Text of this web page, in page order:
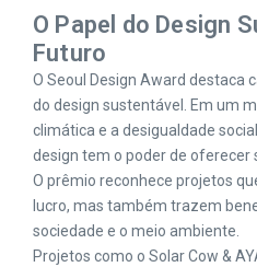
O Papel do Design
Futuro
O Seoul Design Award destaca
do design sustentável. Em um
climática e a desigualdade
design tem o poder de oferecer
O prêmio reconhece projetos
lucro, mas também trazem
sociedade e o meio ambiente.
Projetos como o Solar Cow &